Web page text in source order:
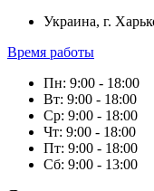
Украина, г.
Время работы
Пн: 9:00 - 18:00
Вт: 9:00 - 18:00
Ср: 9:00 - 18:00
Чт: 9:00 - 18:00
Пт: 9:00 - 18:00
Сб: 9:00 - 13:00